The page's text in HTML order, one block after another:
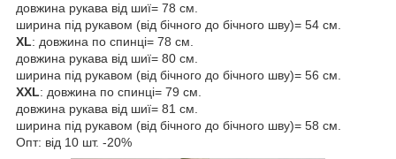
довжина рукава від шиї= 78 см.
ширина під рукавом (від бічного до бічного шву)= 54 см.
XL: довжина по спинці= 78 см.
довжина рукава від шиї= 80 см.
ширина під рукавом (від бічного до бічного шву)= 56 см.
XXL: довжина по спинці= 79 см.
довжина рукава від шиї= 81 см.
ширина під рукавом (від бічного до бічного шву)= 58 см.
Опт: від 10 шт. -20%